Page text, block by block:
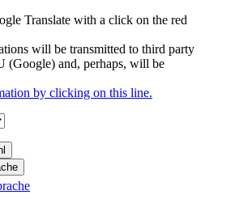
Translate with a click on the red
will be transmitted to third party
(Google) and, perhaps, will be
by clicking on this line.